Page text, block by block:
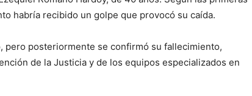
habría recibido un golpe que provocó su caída.
pero posteriormente se confirmó su fallecimiento,
de la Justicia y de los equipos especializados en